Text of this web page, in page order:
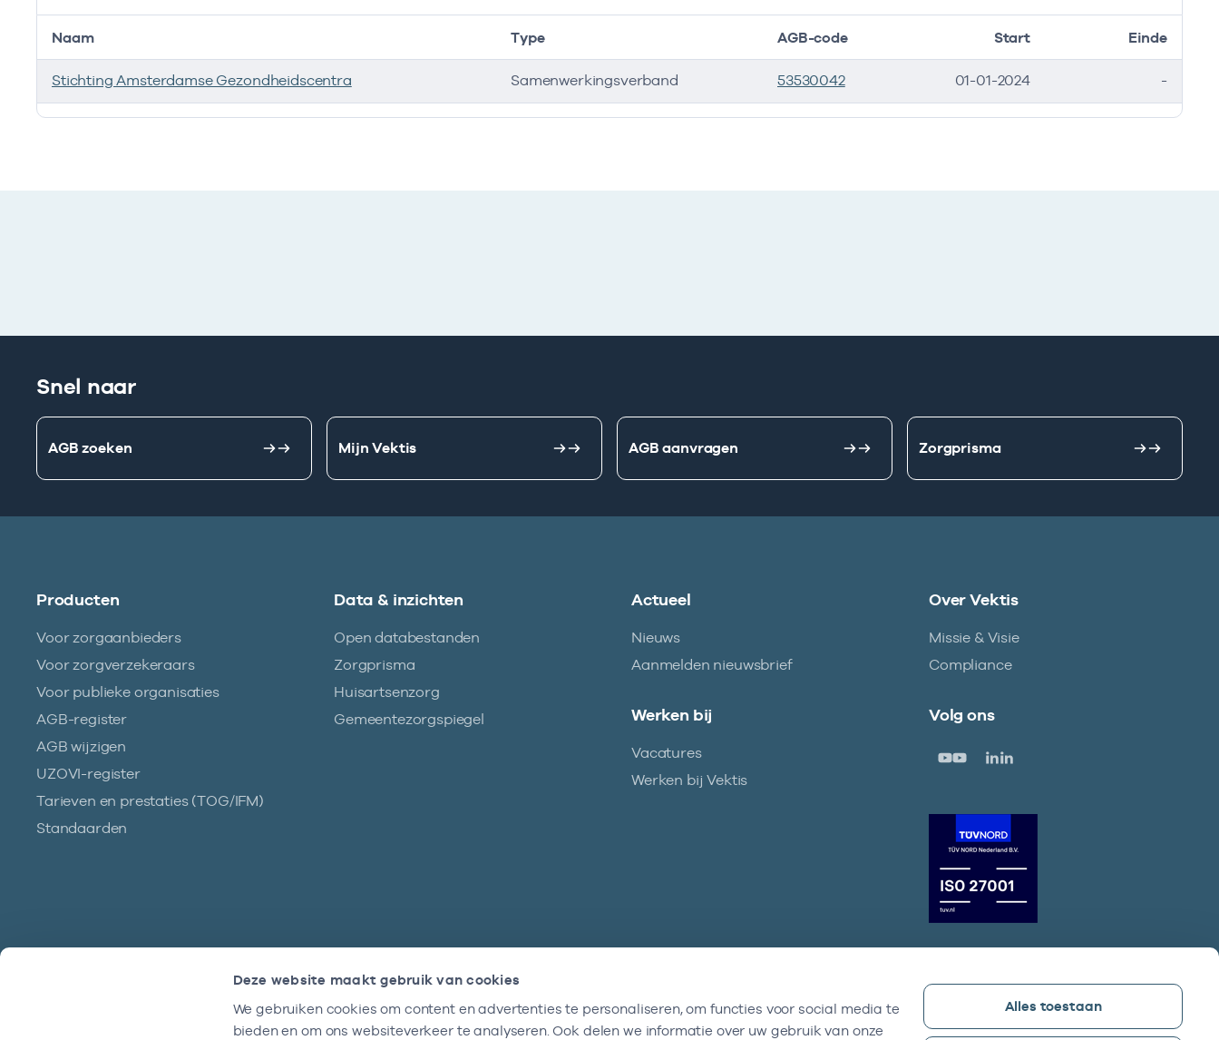
Deze website maakt gebruik van cookies
We gebruiken cookies om content en advertenties te personaliseren, om functies voor social media te
bieden en om ons websiteverkeer te analyseren. Ook delen we informatie over uw gebruik van onze
Alles toestaan
Deze onderneming heeft een relatie met de volgende ondernemingen
Naam Type AGB-code Start Einde
Stichting Amsterdamse Gezondheidscentra Samenwerkingsverband 53530042 01-01-2024 -
Snel naar
AGB zoeken Mijn Vektis AGB aanvragen Zorgprisma
Producten
Voor zorgaanbieders
Voor zorgverzekeraars
Voor publieke organisaties
AGB-register
AGB wijzigen
UZOVI-register
Tarieven en prestaties (TOG/IFM)
Standaarden
Data & inzichten
Open databestanden
Zorgprisma
Huisartsenzorg
Gemeentezorgspiegel
Actueel
Nieuws
Aanmelden nieuwsbrief
Over Vektis
Missie & Visie
Compliance
Werken bij
Vacatures
Werken bij Vektis
Volg ons
Nieuwsbrief Vektis bezoekadres